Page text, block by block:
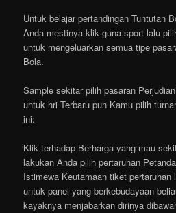
Untuk belajar pertandingan Tuntutan
Anda mestinya klik guna sport lalu
untuk mengeluarkan semua tipe
Bola.
Sample sekitar pilih pasaran
untuk hri Terbaru pun Kamu pilih
ini:
Klik terhadap Berharga yang mau
lakukan Anda pilih pertaruhan
Istimewa Keutamaan tiket pertaruhan
untuk panel yang berkebudayaan
kayaknya menjabarkan dirinya